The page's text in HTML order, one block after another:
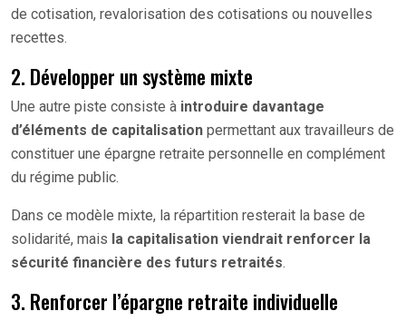
de cotisation, revalorisation des cotisations ou nouvelles
recettes.
2. Développer un système mixte
Une autre piste consiste à introduire davantage
d’éléments de capitalisation permettant aux travailleurs de
constituer une épargne retraite personnelle en complément
du régime public.
Dans ce modèle mixte, la répartition resterait la base de
solidarité, mais la capitalisation viendrait renforcer la
sécurité financière des futurs retraités.
3. Renforcer l’épargne retraite individuelle